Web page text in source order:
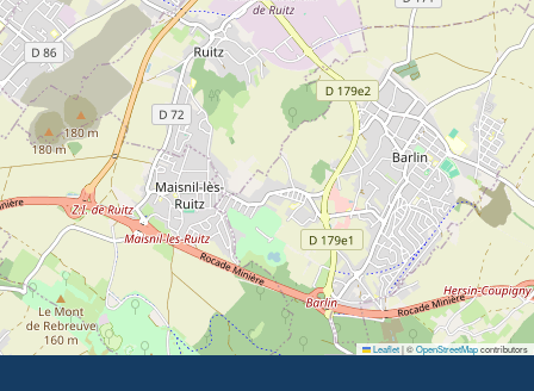
Leaflet|©OpenStreetMapcontributors